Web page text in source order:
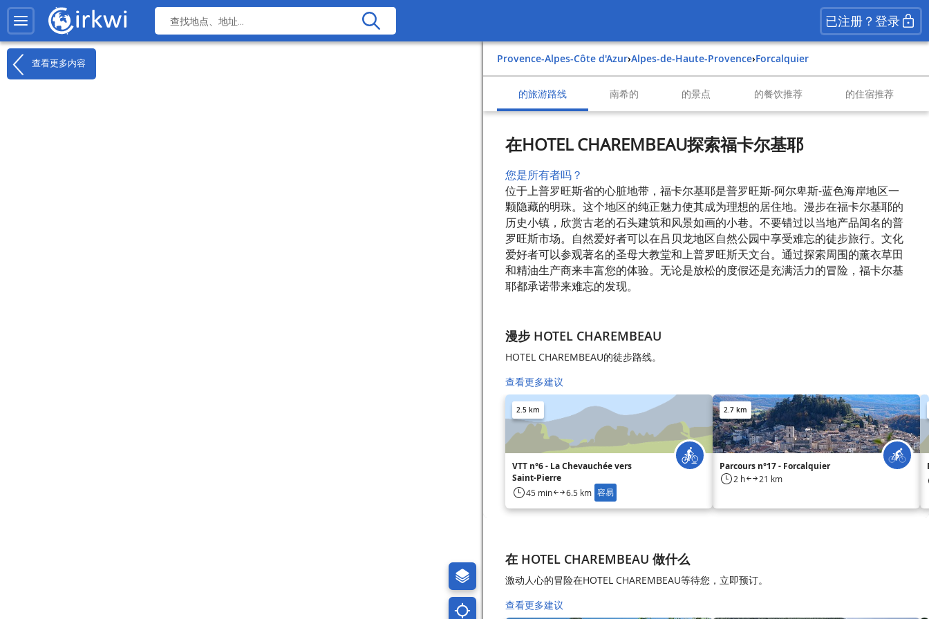
已注册？登录
查看更多内容 Provence-Alpes-Côte d'Azur› Alpes-de-Haute-Provence› Forcalquier
的旅游路线 南希的 的景点 的餐饮推荐 的住宿推荐
在HOTEL CHAREMBEAU探索福卡尔基耶
您是所有者吗？
位于上普罗旺斯省的心脏地带，福卡尔基耶是普罗旺斯-阿尔卑斯-蓝色海岸地区一
颗隐藏的明珠。这个地区的纯正魅力使其成为理想的居住地。漫步在福卡尔基耶的
历史小镇，欣赏古老的石头建筑和风景如画的小巷。不要错过以当地产品闻名的普
罗旺斯市场。自然爱好者可以在吕贝龙地区自然公园中享受难忘的徒步旅行。文化
爱好者可以参观著名的圣母大教堂和上普罗旺斯天文台。通过探索周围的薰衣草田
和精油生产商来丰富您的体验。无论是放松的度假还是充满活力的冒险，福卡尔基
耶都承诺带来难忘的发现。
漫步 HOTEL CHAREMBEAU
HOTEL CHAREMBEAU的徒步路线。
查看更多建议
2.5 km
VTT n°6 - La Chevauchée vers
Saint-Pierre
45 min 6.5 km 容易
2.7 km
Parcours n°17 - Forcalquier
2 h 21 km
在 HOTEL CHAREMBEAU 做什么
激动人心的冒险在HOTEL CHAREMBEAU等待您，立即预订。
查看更多建议